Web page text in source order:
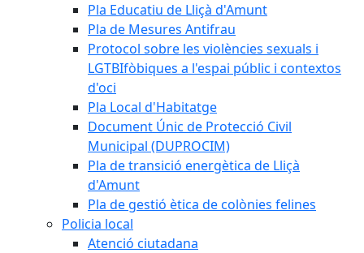
Pla Educatiu de Lliçà d'Amunt
Pla de Mesures Antifrau
Protocol sobre les violències sexuals i
LGTBIfòbiques a l'espai públic i contextos
d'oci
Pla Local d'Habitatge
Document Únic de Protecció Civil
Municipal (DUPROCIM)
Pla de transició energètica de Lliçà
d'Amunt
Pla de gestió ètica de colònies felines
Policia local
Atenció ciutadana